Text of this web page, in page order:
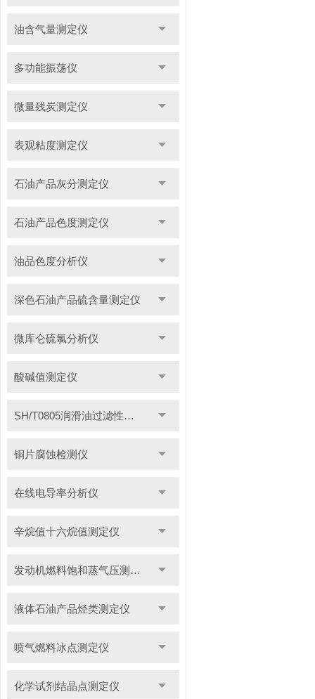
油含气量测定仪
多功能振荡仪
微量残炭测定仪
表观粘度测定仪
石油产品灰分测定仪
石油产品色度测定仪
油品色度分析仪
深色石油产品硫含量测定仪
微库仑硫氯分析仪
酸碱值测定仪
SH/T0805润滑油过滤性测定仪
铜片腐蚀检测仪
在线电导率分析仪
辛烷值十六烷值测定仪
发动机燃料饱和蒸气压测定仪
液体石油产品烃类测定仪
喷气燃料冰点测定仪
化学试剂结晶点测定仪